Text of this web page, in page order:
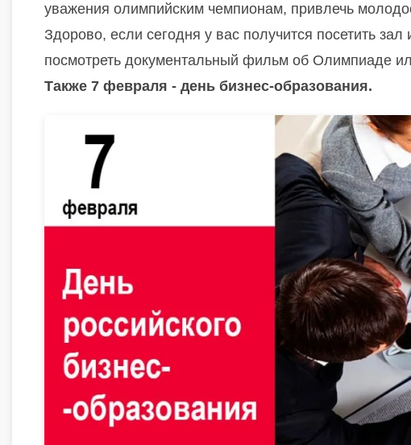
уважения олимпийским чемпионам, привлечь
Здорово, если сегодня у вас получится посетить
посмотреть документальный фильм об Олимпиаде
Также 7 февраля - день бизнес-образования.